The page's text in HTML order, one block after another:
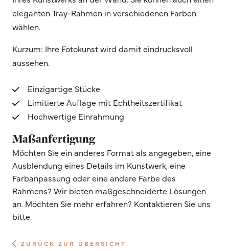
eleganten Tray-Rahmen in verschiedenen Farben
wählen.
Kurzum: Ihre Fotokunst wird damit eindrucksvoll
aussehen.
Einzigartige Stücke
Limitierte Auflage mit Echtheitszertifikat
Hochwertige Einrahmung
Maßanfertigung
Möchten Sie ein anderes Format als angegeben, eine
Ausblendung eines Details im Kunstwerk, eine
Farbanpassung oder eine andere Farbe des
Rahmens? Wir bieten maßgeschneiderte Lösungen
an. Möchten Sie mehr erfahren? Kontaktieren Sie uns
bitte.
ZURÜCK ZUR ÜBERSICHT